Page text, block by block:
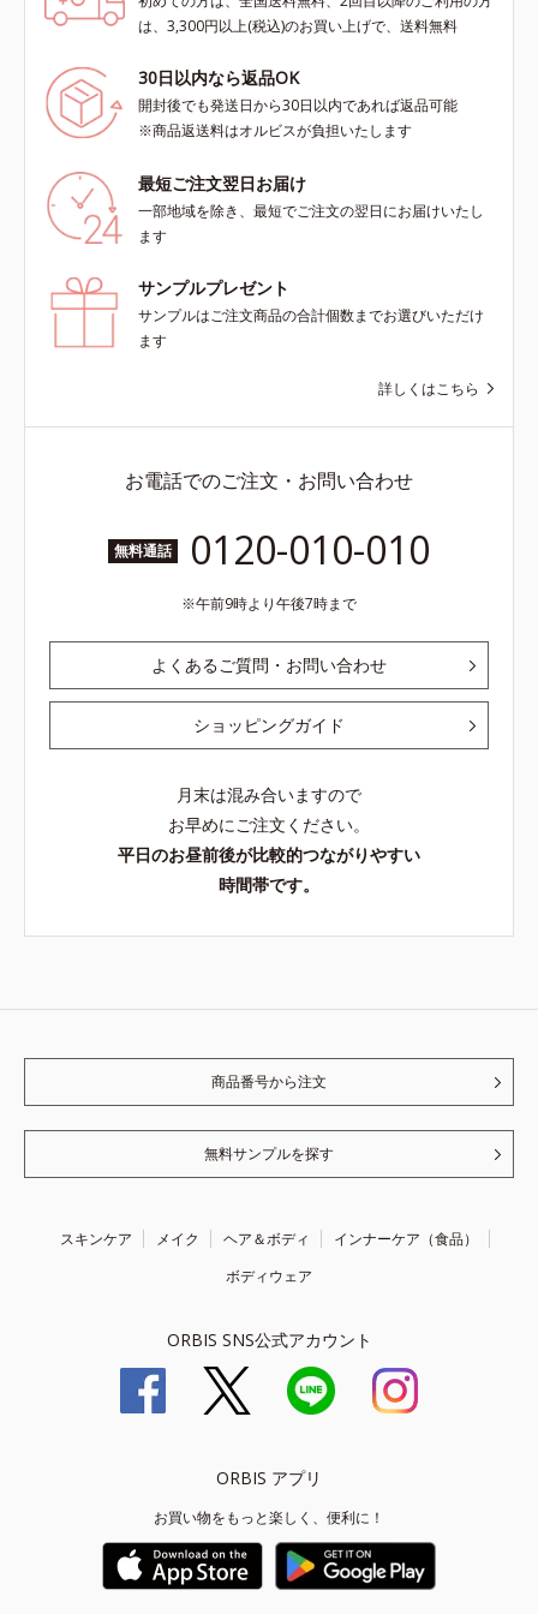
は、3,300円以上(税込)のお買い上げで、送料無料
30日以内なら返品OK
開封後でも発送日から30日以内であれば返品可能
※商品返送料はオルビスが負担いたします
最短ご注文翌日お届け
一部地域を除き、最短でご注文の翌日にお届けいたし
ます
サンプルプレゼント
サンプルはご注文商品の合計個数までお選びいただけ
ます
詳しくはこちら
お電話でのご注文・お問い合わせ
無料通話 0120-010-010
午前9時より午後7時まで
よくあるご質問・お問い合わせ
ショッピングガイド
月末は混み合いますので
お早めにご注文ください。
平日のお昼前後が比較的つながりやすい
時間帯です。
商品番号から注文
無料サンプルを探す
スキンケア メイク ヘア＆ボディ
インナーケア（食品）
ボディウェア
ORBIS SNS公式アカウント
ORBIS アプリ
お買い物をもっと楽しく、便利に！